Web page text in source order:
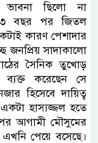
ছিলো না
২৩ বছর পর জিতল
কারণ পেশাদার
জনপ্রিয় সাদাকালো
সৈনিক তুখোড়
ব্যক্ত করেছেন সে
হিসেবে দায়িত্ব
হাস্যজ্জল হতে
পর আগামী মৌসুমের
পেয়ে বসেছে।